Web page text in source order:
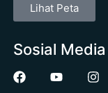
Lihat Peta
Sosial